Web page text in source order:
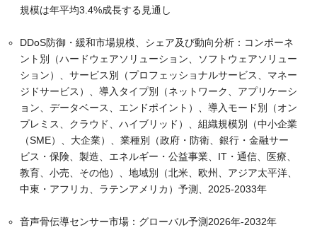
規模は年平均3.4%成長する見通し
DDoS防御・緩和市場規模、シェア及び動向分析：コンポーネ
ント別（ハードウェアソリューション、ソフトウェアソリュー
ション）、サービス別（プロフェッショナルサービス、マネー
ジドサービス）、導入タイプ別（ネットワーク、アプリケーシ
ョン、データベース、エンドポイント）、導入モード別（オン
プレミス、クラウド、ハイブリッド）、組織規模別（中小企業
（SME）、大企業）、業種別（政府・防衛、銀行・金融サー
ビス・保険、製造、エネルギー・公益事業、IT・通信、医療、
教育、小売、その他）、地域別（北米、欧州、アジア太平洋、
中東・アフリカ、ラテンアメリカ）予測、2025-2033年
音声骨伝導センサー市場：グローバル予測2026年-2032年